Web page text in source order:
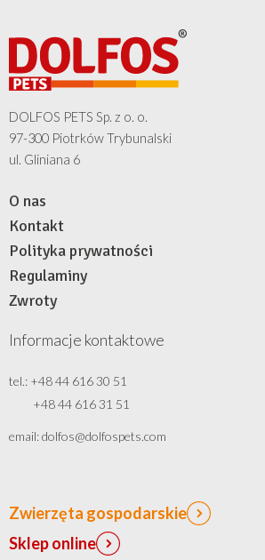
DOLFOS PETS Sp. z o. o.
97-300 Piotrków Trybunalski
ul. Gliniana 6
O nas
Kontakt
Polityka prywatności
Regulaminy
Zwroty
Informacje kontaktowe
tel.: +48 44 616 30 51
+48 44 616 31 51
email: dolfos@dolfospets.com
Zwierzęta gospodarskie
Sklep online